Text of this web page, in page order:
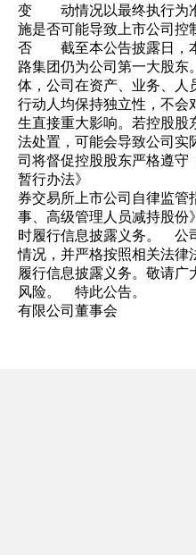
变 动情况以最终执行为
施是否可能导致上市公司
否 截至本公告披露日，
路集团仍为公司第一大股东
体，公司在资产、业务、人
行动人均保持独立性，不会
生直接重大影响。若控股股
法处置，可能会导致公司实
司将督促控股股东严格遵守
暂行办法
券交易所上市公司自律监
事、高级管理人员减持股份
时履行信息披露义务。 公
情况，并严格按照相关法律
履行信息披露义务。敬请广
风险。 特此
有限公司董事会